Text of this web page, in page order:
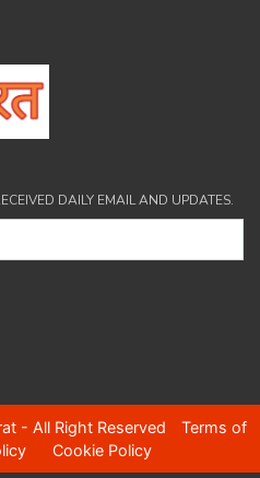
DAILY EMAIL AND UPDATES.
- All Right Reserved
Terms of
Cookie Policy